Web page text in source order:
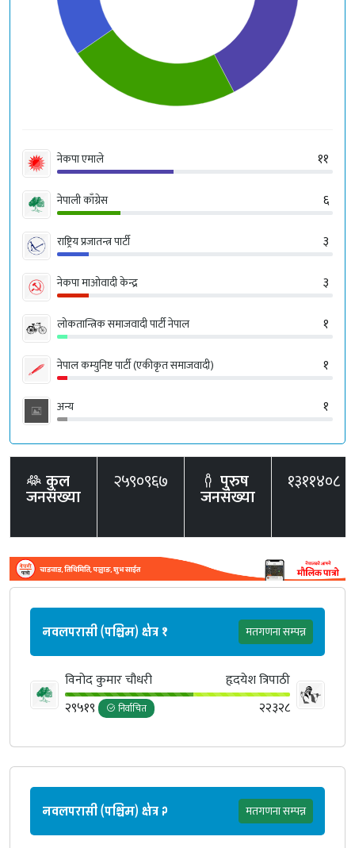
नेकपा एमाले ११
नेपाली काँग्रेस ६
राष्ट्रिय प्रजातन्त्र पार्टी ३
नेकपा माओवादी केन्द्र ३
लोकतान्त्रिक समाजवादी पार्टी नेपाल १
नेपाल कम्युनिष्ट पार्टी (एकीकृत समाजवादी) १
अन्य १
कुल
जनसंख्या
२५९०९६७ पुरुष
जनसंख्या
१३११४०८
नवलपरासी (पश्चिम) क्षेत्र १ मतगणना सम्पन्न
विनोद कुमार चौधरी
हृदयेश त्रिपाठी
२९५१९
निर्वाचित २२३२८
नवलपरासी (पश्चिम) क्षेत्र २ मतगणना सम्पन्न